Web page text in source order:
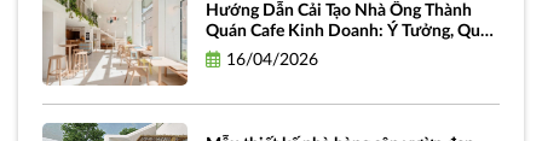
Hướng Dẫn Cải Tạo Nhà Ống Thành
Quán Cafe Kinh Doanh: Ý Tưởng, Quy
Trình Và Chi Phí
16/04/2026